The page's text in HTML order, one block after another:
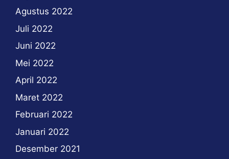
Agustus 2022
Juli 2022
Juni 2022
Mei 2022
April 2022
Maret 2022
Februari 2022
Januari 2022
Desember 2021